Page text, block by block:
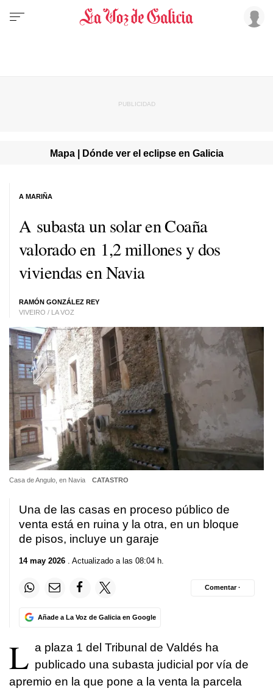
Mapa | Dónde ver el eclipse en Galicia
A subasta un solar en Coaña
valorado en 1,2 millones y dos
viviendas en Navia
RAMÓN GONZÁLEZ REY
VIVEIRO / LA VOZ
A MARIÑA
Casa de Angulo, en Navia CATASTRO
Una de las casas en proceso público de
venta está en ruina y la otra, en un bloque
de pisos, incluye un garaje
14 may 2026 . Actualizado a las 08:04 h.
Añade a La Voz de Galicia en Google
Comentar ·
L a plaza 1 del Tribunal de Valdés ha
publicado una subasta judicial por vía de
apremio en la que pone a la venta la parcela